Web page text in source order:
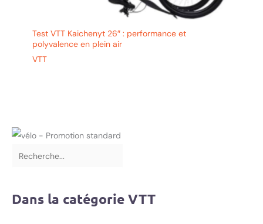
Test VTT Kaichenyt 26″ : performance et
polyvalence en plein air
VTT
Dans la catégorie VTT